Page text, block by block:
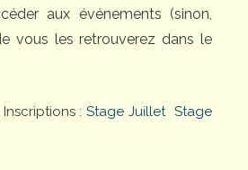
aux événements (sinon,
vous les retrouverez dans le
:Stage Juillet Stage